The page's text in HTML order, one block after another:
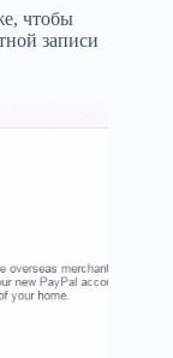
чтобы
записи